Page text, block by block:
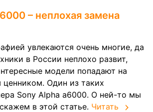
– неплохая замена
увлекаются очень многие, да
в России неплохо развит,
модели попадают на
Один из таких
Sony Alpha a6000. О ней-то мы
в этой статье. Читать